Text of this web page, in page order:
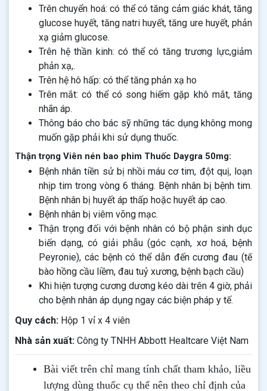
Trên chuyển hoá: có thể có tăng cảm giác khát, tăng
glucose huyết, tăng natri huyết, tăng ure huyết, phản
xạ giảm glucose.
Trên hệ thần kinh: có thể có tăng trương lực,giảm
phản xạ,.
Trên hệ hô hấp: có thể tăng phản xạ ho
Trên mắt: có thể có song hiếm gặp khô mắt, tăng
nhãn áp.
Thông báo cho bác sỹ những tác dụng không mong
muốn gặp phải khi sử dụng thuốc.
Thận trọng Viên nén bao phim Thuốc Daygra 50mg:
Bệnh nhân tiền sử bị nhồi máu cơ tim, đột quị, loạn
nhịp tim trong vòng 6 tháng. Bệnh nhân bị bệnh tim.
Bệnh nhân bị huyết áp thấp hoặc huyết áp cao.
Bệnh nhân bị viêm võng mạc.
Thận trọng đối với bệnh nhân có bộ phận sinh dục
biến dạng, có giải phẫu (góc cạnh, xơ hoá, bệnh
Peyronie), các bệnh có thể dẫn đến cương đau (tế
bào hồng cầu liềm, đau tuỷ xương, bệnh bạch cầu)
Khi hiện tượng cương dương kéo dài trên 4 giờ, phải
cho bệnh nhân áp dụng ngay các biện pháp y tế.
Quy cách: Hộp 1 vỉ x 4 viên
Nhà sản xuất: Công ty TNHH Abbott Healtcare Việt Nam
Bài viết trên chỉ mang tính chất tham khảo, liều
lượng dùng thuốc cụ thể nên theo chỉ định của